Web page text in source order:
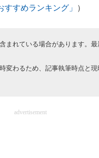
すめランキング」 ）
まれている場合があります。
変わるため、記事執筆時点と
advertisement